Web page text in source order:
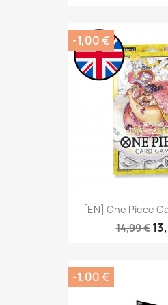
[EN] One Piece
14,99 €
-1,00 €
-1,00 €